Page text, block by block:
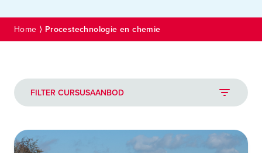
Home ⟩ Procestechnologie en chemie
FILTER CURSUSAANBOD